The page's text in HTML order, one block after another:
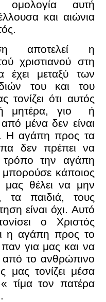
αυτή
και αιώνια
αποτελεί η
χριστιανού στη
μεταξύ των
του και του
ότι αυτός
μητέρα, γιο ή
μένα δεν είναι
Η αγάπη προς τα
δεν πρέπει να
τρόπο την αγάπη
κάποιος
θέλει να μην
τα παιδιά, τους
είναι όχι. Αυτό
ο Χριστός
η αγάπη προς το
για μας και να
από το ανθρώπινο
μας τονίζει μέσα
τίμα τον πατέρα